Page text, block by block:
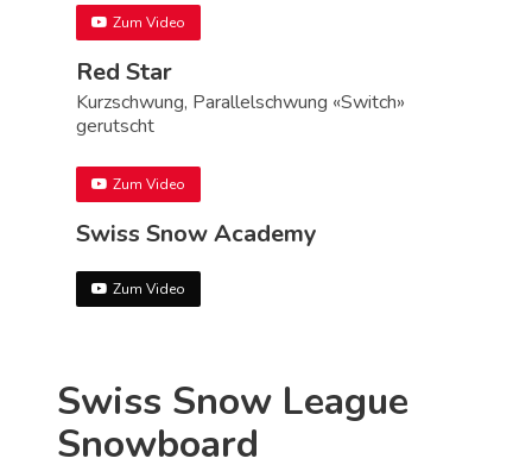
Zum Video
Red Star
Kurzschwung, Parallelschwung «Switch»
gerutscht
Zum Video
Swiss Snow Academy
Zum Video
Swiss Snow League
Snowboard